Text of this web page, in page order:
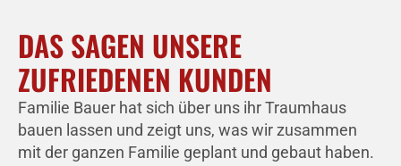
DAS SAGEN UNSERE
ZUFRIEDENEN KUNDEN
Familie Bauer hat sich über uns ihr Traumhaus
bauen lassen und zeigt uns, was wir zusammen
mit der ganzen Familie geplant und gebaut haben.